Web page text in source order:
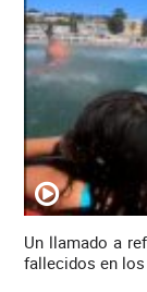
Un llamado a
fallecidos en los